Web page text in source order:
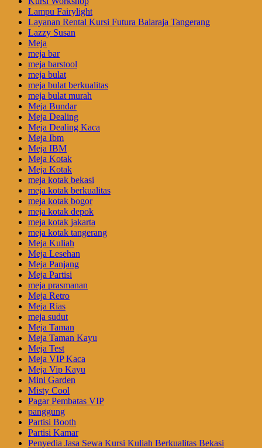
Lampu Fairylight
Layanan Rental Kursi Futura Balaraja Tangerang
Lazzy Susan
Meja
meja bar
meja barstool
meja bulat
meja bulat berkualitas
meja bulat murah
Meja Bundar
Meja Dealing
Meja Dealing Kaca
Meja Ibm
Meja IBM
Meja Kotak
Meja Kotak
meja kotak bekasi
meja kotak berkualitas
meja kotak bogor
meja kotak depok
meja kotak jakarta
meja kotak tangerang
Meja Kuliah
Meja Lesehan
Meja Panjang
Meja Partisi
meja prasmanan
Meja Retro
Meja Rias
meja sudut
Meja Taman
Meja Taman Kayu
Meja Test
Meja VIP Kaca
Meja Vip Kayu
Mini Garden
Misty Cool
Pagar Pembatas VIP
panggung
Partisi Booth
Partisi Kamar
Penyedia Jasa Sewa Kursi Kuliah Berkualitas Bekasi